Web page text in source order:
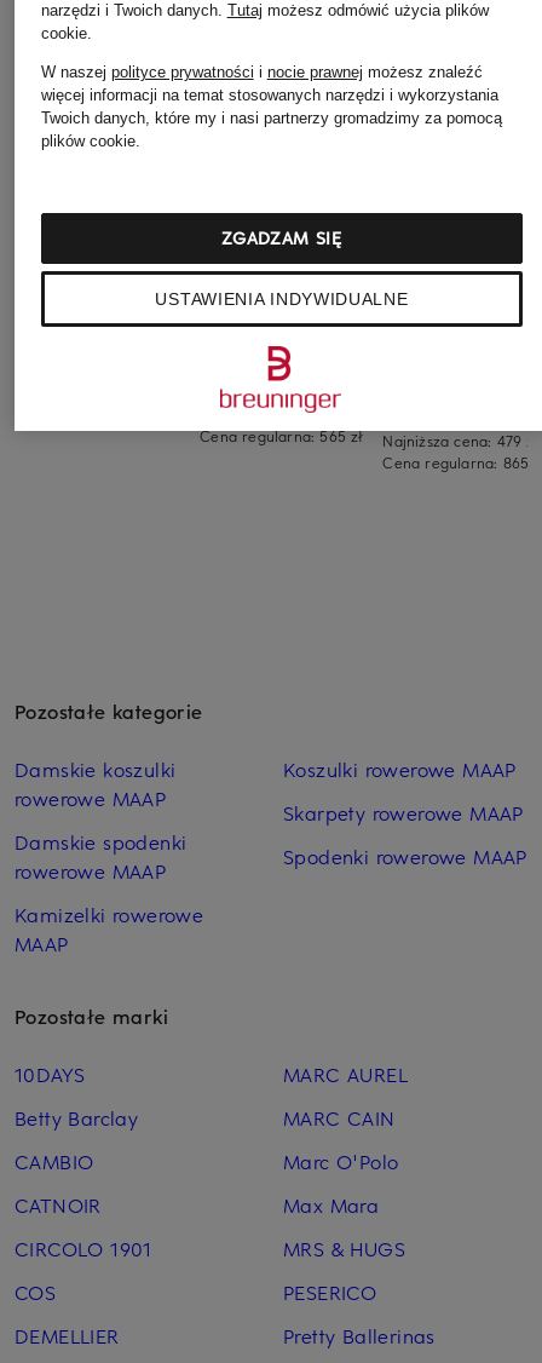
Hybrydowa pikowana
895 zł
+ rabat promocyjny
CAFÉ DU CYCLISTE
Kamizelka rowerowa
499 zł
Najniższa cena:424,15 zł
Cena regularna:565 zł
PAS NORMAL
STUDIOS
Najniższa cena: 479 zł
Cena regularna: 865
Pozostałe kategorie
Damskie koszulki
rowerowe MAAP
Damskie spodenki
rowerowe MAAP
Kamizelki rowerowe
MAAP
Koszulki rowerowe MAAP
Skarpety rowerowe MAAP
Spodenki rowerowe MAAP
Pozostałe marki
10DAYS
Betty Barclay
CAMBIO
CATNOIR
CIRCOLO 1901
COS
DEMELLIER
MARC AUREL
MARC CAIN
Marc O'Polo
Max Mara
MRS & HUGS
PESERICO
Pretty Ballerinas
narzędzi i Twoich danych. Tutaj możesz odmówić użycia plików
cookie.
W naszej polityce prywatności i nocie prawnej możesz znaleźć
więcej informacji na temat stosowanych narzędzi i wykorzystania
Twoich danych, które my i nasi partnerzy gromadzimy za pomocą
plików cookie.
USTAWIENIA INDYWIDUALNE
ZGADZAM SIĘ